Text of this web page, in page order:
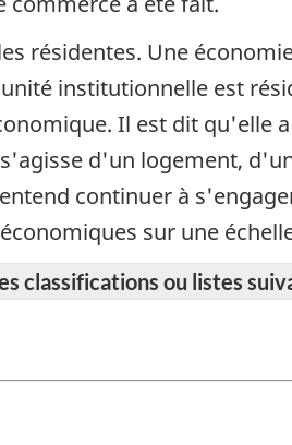
résidentes. Une
institutionnelle est
Il est dit qu'elle
d'un logement,
continuer à
sur une
classifications ou listes